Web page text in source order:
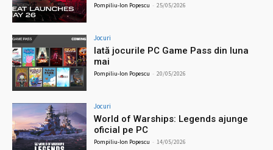
Pompiliu-Ion Popescu - 25/05/2026
Jocuri
Iată jocurile PC Game Pass din luna
mai
Pompiliu-Ion Popescu - 20/05/2026
Jocuri
World of Warships: Legends ajunge
oficial pe PC
Pompiliu-Ion Popescu - 14/05/2026